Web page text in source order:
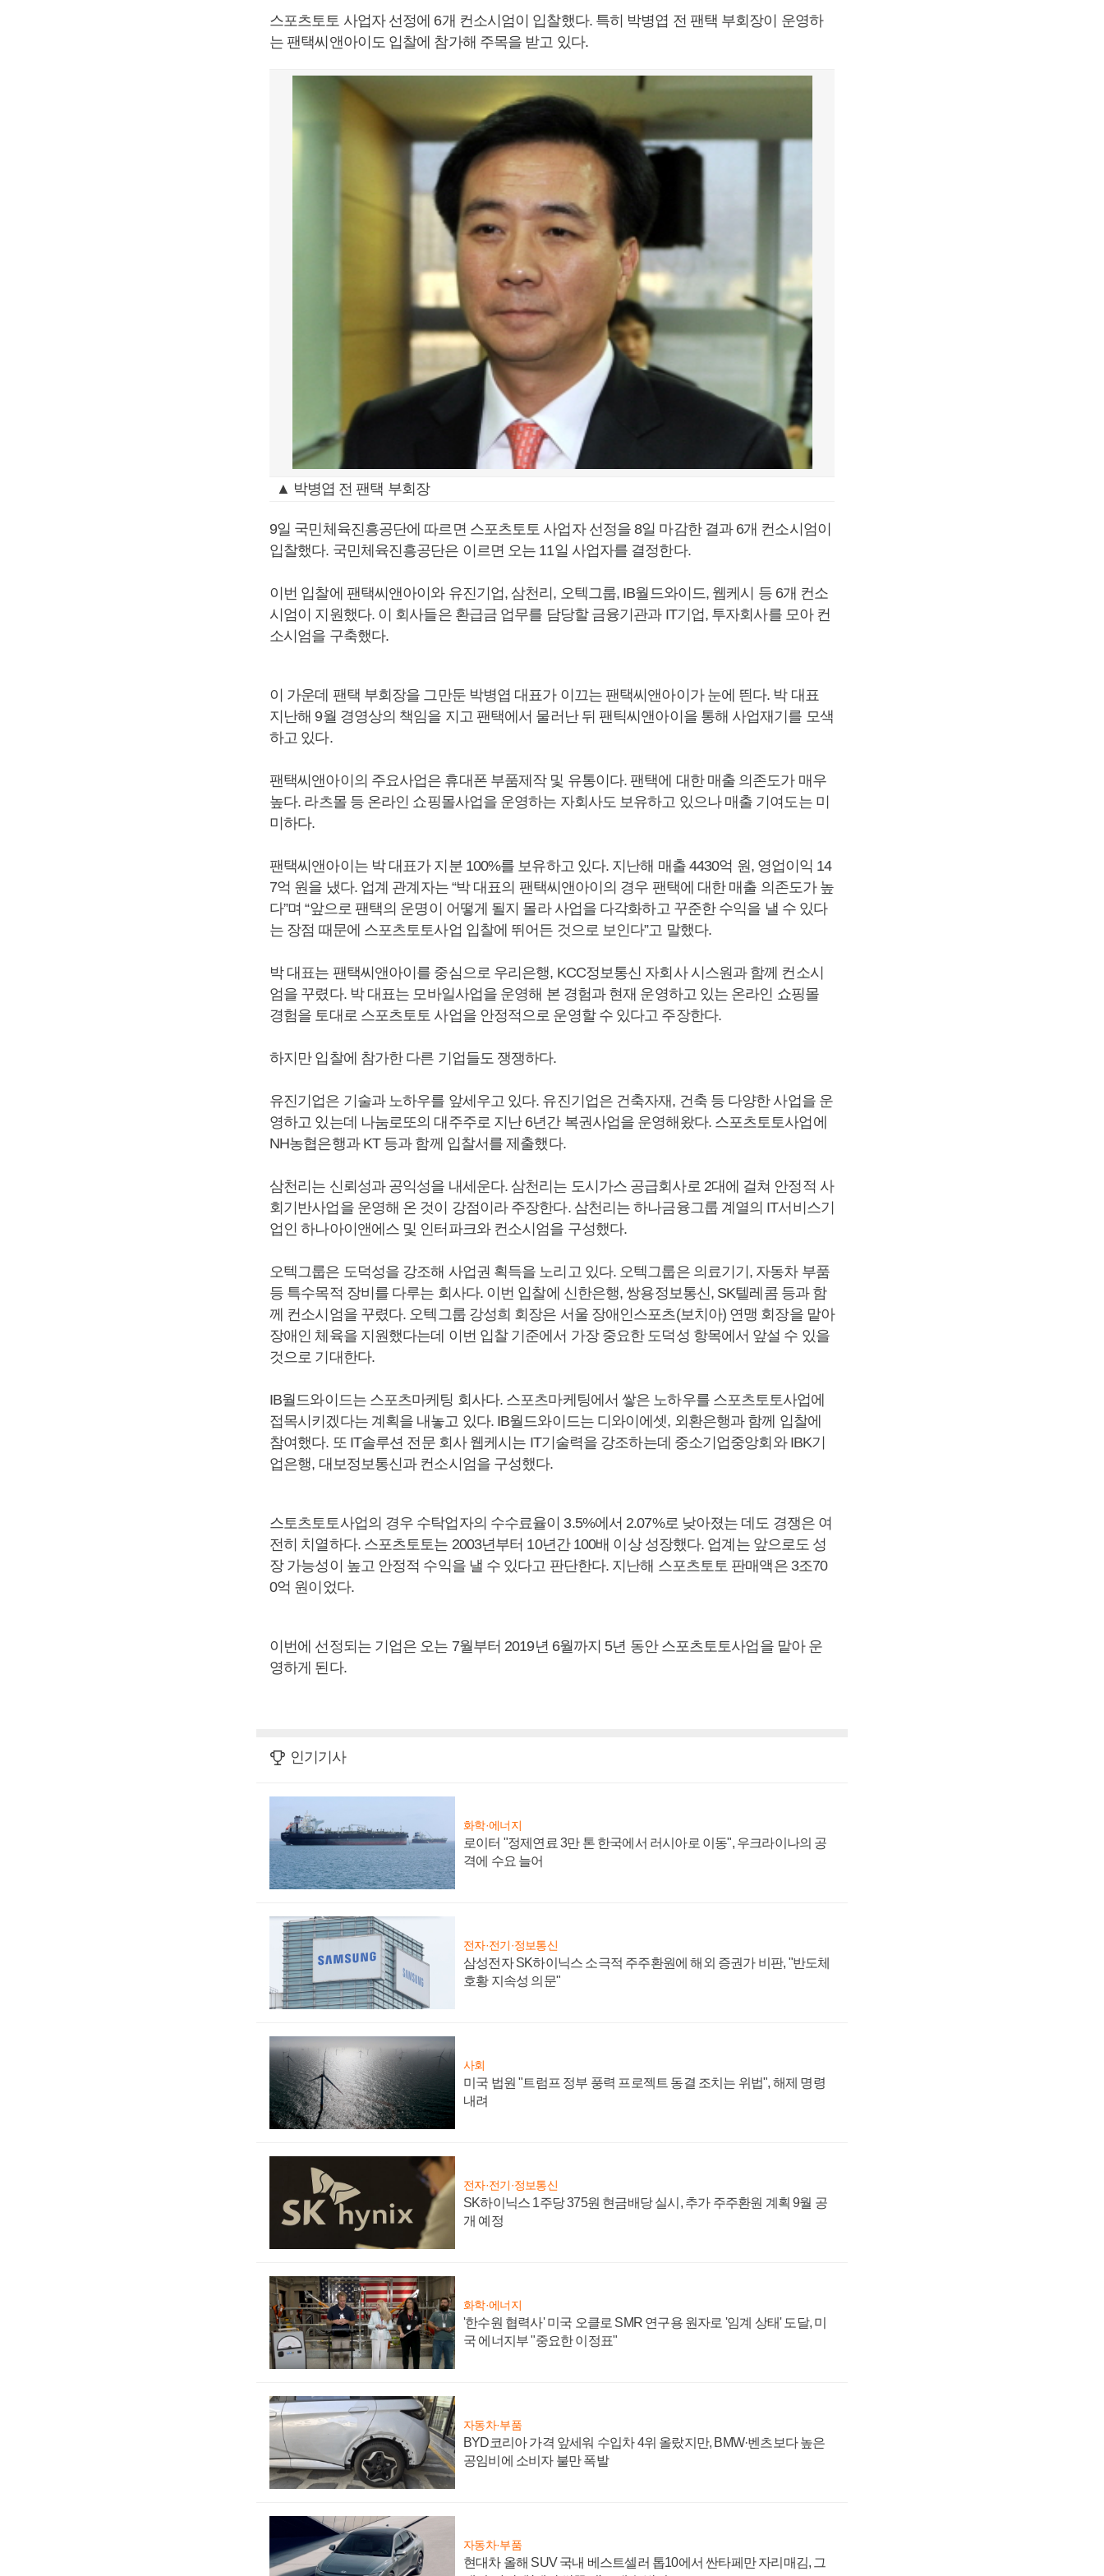
스포츠토토 사업자 선정에 6개 컨소시엄이 입찰했다. 특히 박병엽 전 팬택 부회장이 운영하
는 팬택씨앤아이도 입찰에 참가해 주목을 받고 있다.
▲ 박병엽 전 팬택 부회장
9일 국민체육진흥공단에 따르면 스포츠토토 사업자 선정을 8일 마감한 결과 6개 컨소시엄이
입찰했다. 국민체육진흥공단은 이르면 오는 11일 사업자를 결정한다.
이번 입찰에 팬택씨앤아이와 유진기업, 삼천리, 오텍그룹, IB월드와이드, 웹케시 등 6개 컨소
시엄이 지원했다. 이 회사들은 환급금 업무를 담당할 금융기관과 IT기업, 투자회사를 모아 컨
소시엄을 구축했다.
이 가운데 팬택 부회장을 그만둔 박병엽 대표가 이끄는 팬택씨앤아이가 눈에 띈다. 박 대표
지난해 9월 경영상의 책임을 지고 팬택에서 물러난 뒤 팬틱씨앤아이을 통해 사업재기를 모색
하고 있다.
팬택씨앤아이의 주요사업은 휴대폰 부품제작 및 유통이다. 팬택에 대한 매출 의존도가 매우
높다. 라츠몰 등 온라인 쇼핑몰사업을 운영하는 자회사도 보유하고 있으나 매출 기여도는 미
미하다.
팬택씨앤아이는 박 대표가 지분 100%를 보유하고 있다. 지난해 매출 4430억 원, 영업이익 14
7억 원을 냈다. 업계 관계자는 “박 대표의 팬택씨앤아이의 경우 팬택에 대한 매출 의존도가 높
다”며 “앞으로 팬택의 운명이 어떻게 될지 몰라 사업을 다각화하고 꾸준한 수익을 낼 수 있다
는 장점 때문에 스포츠토토사업 입찰에 뛰어든 것으로 보인다”고 말했다.
박 대표는 팬택씨앤아이를 중심으로 우리은행, KCC정보통신 자회사 시스원과 함께 컨소시
엄을 꾸렸다. 박 대표는 모바일사업을 운영해 본 경험과 현재 운영하고 있는 온라인 쇼핑몰
경험을 토대로 스포츠토토 사업을 안정적으로 운영할 수 있다고 주장한다.
하지만 입찰에 참가한 다른 기업들도 쟁쟁하다.
유진기업은 기술과 노하우를 앞세우고 있다. 유진기업은 건축자재, 건축 등 다양한 사업을 운
영하고 있는데 나눔로또의 대주주로 지난 6년간 복권사업을 운영해왔다. 스포츠토토사업에
NH농협은행과 KT 등과 함께 입찰서를 제출했다.
삼천리는 신뢰성과 공익성을 내세운다. 삼천리는 도시가스 공급회사로 2대에 걸쳐 안정적 사
회기반사업을 운영해 온 것이 강점이라 주장한다. 삼천리는 하나금융그룹 계열의 IT서비스기
업인 하나아이앤에스 및 인터파크와 컨소시엄을 구성했다.
오텍그룹은 도덕성을 강조해 사업권 획득을 노리고 있다. 오텍그룹은 의료기기, 자동차 부품
등 특수목적 장비를 다루는 회사다. 이번 입찰에 신한은행, 쌍용정보통신, SK텔레콤 등과 함
께 컨소시엄을 꾸렸다. 오텍그룹 강성희 회장은 서울 장애인스포츠(보치아) 연맹 회장을 맡아
장애인 체육을 지원했다는데 이번 입찰 기준에서 가장 중요한 도덕성 항목에서 앞설 수 있을
것으로 기대한다.
IB월드와이드는 스포츠마케팅 회사다. 스포츠마케팅에서 쌓은 노하우를 스포츠토토사업에
접목시키겠다는 계획을 내놓고 있다. IB월드와이드는 디와이에셋, 외환은행과 함께 입찰에
참여했다. 또 IT솔루션 전문 회사 웹케시는 IT기술력을 강조하는데 중소기업중앙회와 IBK기
업은행, 대보정보통신과 컨소시엄을 구성했다.
스토츠토토사업의 경우 수탁업자의 수수료율이 3.5%에서 2.07%로 낮아졌는 데도 경쟁은 여
전히 치열하다. 스포츠토토는 2003년부터 10년간 100배 이상 성장했다. 업계는 앞으로도 성
장 가능성이 높고 안정적 수익을 낼 수 있다고 판단한다. 지난해 스포츠토토 판매액은 3조70
0억 원이었다.
이번에 선정되는 기업은 오는 7월부터 2019년 6월까지 5년 동안 스포츠토토사업을 맡아 운
영하게 된다.
인기기사
화학·에너지
로이터 "정제연료 3만 톤 한국에서 러시아로 이동", 우크라이나의 공
격에 수요 늘어
전자·전기·정보통신
삼성전자 SK하이닉스 소극적 주주환원에 해외 증권가 비판, "반도체
호황 지속성 의문"
사회
미국 법원 "트럼프 정부 풍력 프로젝트 동결 조치는 위법", 해제 명령
내려
전자·전기·정보통신
SK하이닉스 1주당 375원 현금배당 실시, 추가 주주환원 계획 9월 공
개 예정
화학·에너지
'한수원 협력사' 미국 오클로 SMR 연구용 원자로 '임계 상태' 도달, 미
국 에너지부 "중요한 이정표"
자동차·부품
BYD코리아 가격 앞세워 수입차 4위 올랐지만, BMW·벤츠보다 높은
공임비에 소비자 불만 폭발
자동차·부품
현대차 올해 SUV 국내 베스트셀러 톱10에서 싼타페만 자리매김, 그